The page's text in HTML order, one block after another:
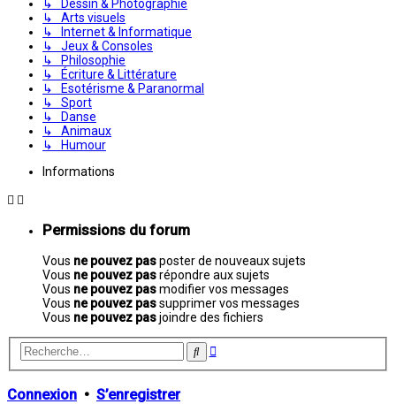
↳ Dessin & Photographie
↳ Arts visuels
↳ Internet & Informatique
↳ Jeux & Consoles
↳ Philosophie
↳ Écriture & Littérature
↳ Esotérisme & Paranormal
↳ Sport
↳ Danse
↳ Animaux
↳ Humour
Informations
Permissions du forum
Vous ne pouvez pasposter de nouveaux sujets
Vous ne pouvez pasrépondre aux sujets
Vous ne pouvez pasmodifier vos messages
Vous ne pouvez passupprimer vos messages
Vous ne pouvez pasjoindre des fichiers
Rechercher
Recherche
Connexion • S’enregistrer